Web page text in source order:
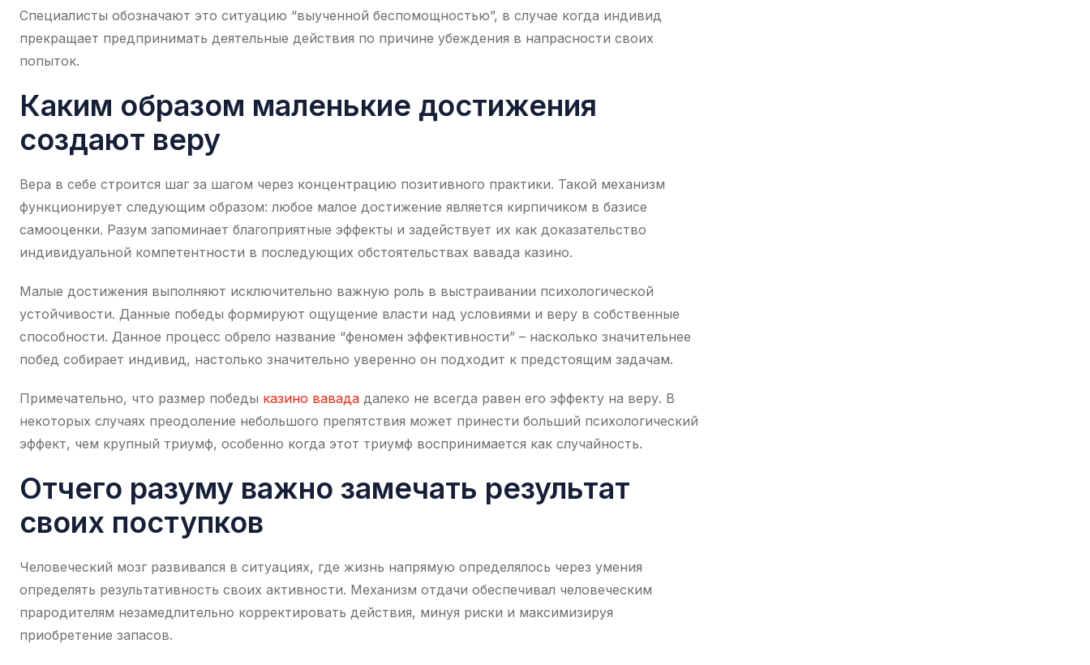
Специалисты обозначают это ситуацию “выученной беспомощностью”, в случае когда индивид
прекращает предпринимать деятельные действия по причине убеждения в напрасности своих
попыток.
Каким образом маленькие достижения
создают веру
Вера в себе строится шаг за шагом через концентрацию позитивного практики. Такой механизм
функционирует следующим образом: любое малое достижение является кирпичиком в базисе
самооценки. Разум запоминает благоприятные эффекты и задействует их как доказательство
индивидуальной компетентности в последующих обстоятельствах вавада казино.
Малые достижения выполняют исключительно важную роль в выстраивании психологической
устойчивости. Данные победы формируют ощущение власти над условиями и веру в собственные
способности. Данное процесс обрело название “феномен эффективности” – насколько значительнее
побед собирает индивид, настолько значительно уверенно он подходит к предстоящим задачам.
Примечательно, что размер победы казино вавада далеко не всегда равен его эффекту на веру. В
некоторых случаях преодоление небольшого препятствия может принести больший психологический
эффект, чем крупный триумф, особенно когда этот триумф воспринимается как случайность.
Отчего разуму важно замечать результат
своих поступков
Человеческий мозг развивался в ситуациях, где жизнь напрямую определялось через умения
определять результативность своих активности. Механизм отдачи обеспечивал человеческим
прародителям незамедлительно корректировать действия, минуя риски и максимизируя
приобретение запасов.